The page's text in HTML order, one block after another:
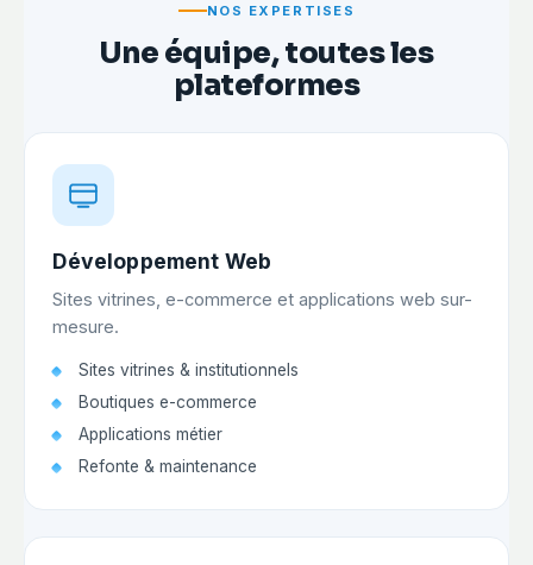
NOS EXPERTISES
Une équipe, toutes les
plateformes
Développement Web
Sites vitrines, e-commerce et applications web sur-
mesure.
Sites vitrines & institutionnels
Boutiques e-commerce
Applications métier
Refonte & maintenance